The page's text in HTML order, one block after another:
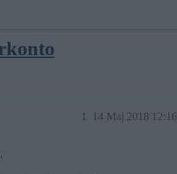
14 Maj 2018 12:16
1